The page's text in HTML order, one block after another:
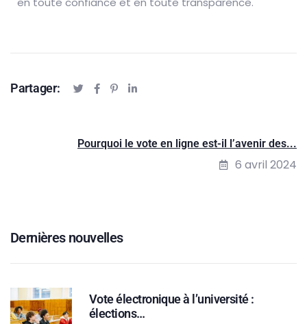
Partager:
Pourquoi le vote en ligne est-il l’avenir des...
6 avril 2024
Dernières nouvelles
Vote électronique à l’université :
élections…